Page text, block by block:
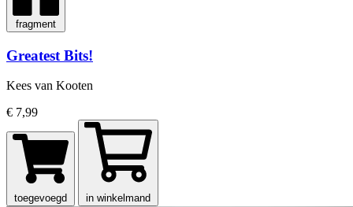
fragment
Greatest Bits!
Kees van Kooten
€ 7,99
toegevoegd in winkelmand